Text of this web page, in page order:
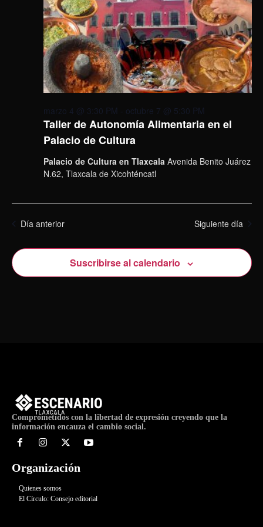
Taller de Autonomía Alimentaria en el
Palacio de Cultura
marzo 4 @ 3:30 PM - octubre 7 @ 5:30 PM
Palacio de Cultura en Tlaxcala Avenida Benito Juárez
N.62, Tlaxcala de Xicohténcatl
Día anterior Siguiente día
Suscribirse al calendario
Comprometidos con la libertad de expresión creyendo que la
información encauza el cambio social.
Organización
Quienes somos
El Círculo: Consejo editorial